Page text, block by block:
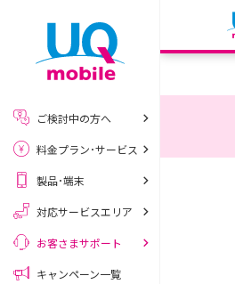
ご検討中の方へ
料金プラン･サービス
製品･端末
対応サービスエリア
お客さまサポート
キャンペーン一覧